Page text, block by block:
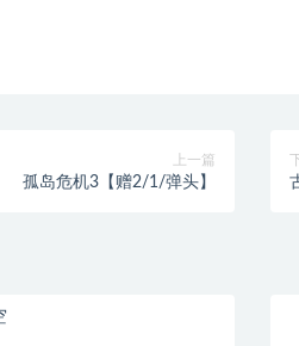
上一篇
孤岛危机3【赠2/1/弹头】